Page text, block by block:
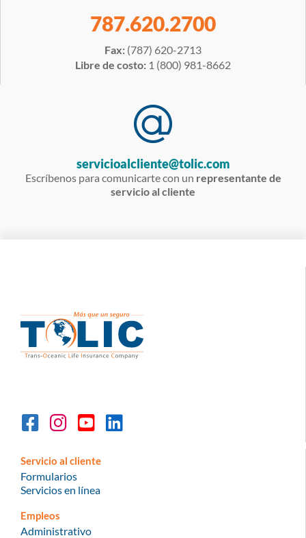
787.620.2700
Fax: (787) 620-2713
Libre de costo: 1 (800) 981-8662
servicioalcliente@tolic.com
Escríbenos para comunicarte con un representante de
servicio al cliente
Servicio al cliente
Formularios
Servicios en línea
Empleos
Administrativo